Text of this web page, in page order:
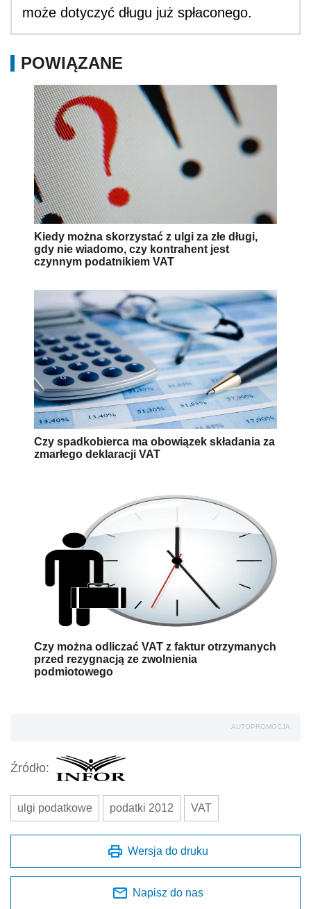
może dotyczyć długu już spłaconego.
POWIĄZANE
Kiedy można skorzystać z ulgi za złe długi,
gdy nie wiadomo, czy kontrahent jest
czynnym podatnikiem VAT
Czy spadkobierca ma obowiązek składania za
zmarłego deklaracji VAT
Czy można odliczać VAT z faktur otrzymanych
przed rezygnacją ze zwolnienia
podmiotowego
AUTOPROMOCJA
Źródło:
ulgi podatkowe podatki 2012 VAT
Wersja do druku
Napisz do nas